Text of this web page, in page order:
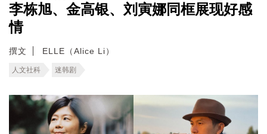
李栋旭、金高银、刘寅娜同框展现好感
情
撰文 ELLE（Alice Li）
人文社科 迷韩剧